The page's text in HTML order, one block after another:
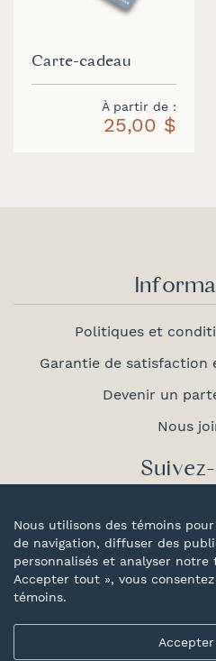
Carte-cadeau
À partir de
25,00 $
Politiques et
Garantie de
Devenir un
Nous
Nous utilisons des témoins
de navigation, diffuser des
personnalisés et analyser
Accepter tout », vous
témoins.